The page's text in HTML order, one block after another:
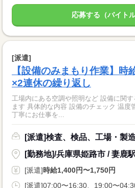
応募する（バイトル
[派遣]
【設備のみまもり作業】時
×2連休の繰り返し
工場内にある空調や照明など 設備に関
ます 具体的な内容 設備のチェック 温
丁寧にお仕事を...
[派遣]検査、検品、工場・製
[勤務地]/兵庫県姫路市 / 妻鹿駅
[派遣]時給1,400円〜1,750円
[派遣]07:00〜16:30、19:00〜